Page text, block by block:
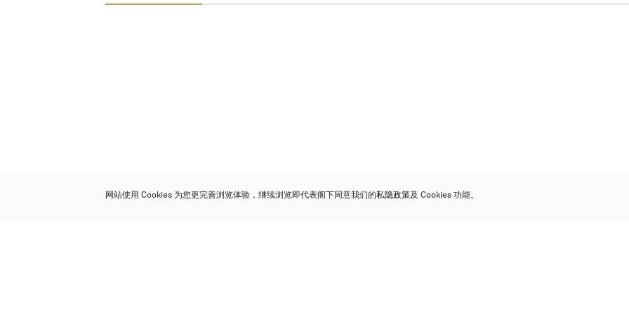
网站使用 Cookies 为您更完善浏览体验，继续浏览即代表阁下同意我们的私隐政策及 Cookies 功能。